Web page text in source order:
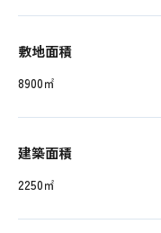
敷地面積
8900㎡
建築面積
2250㎡